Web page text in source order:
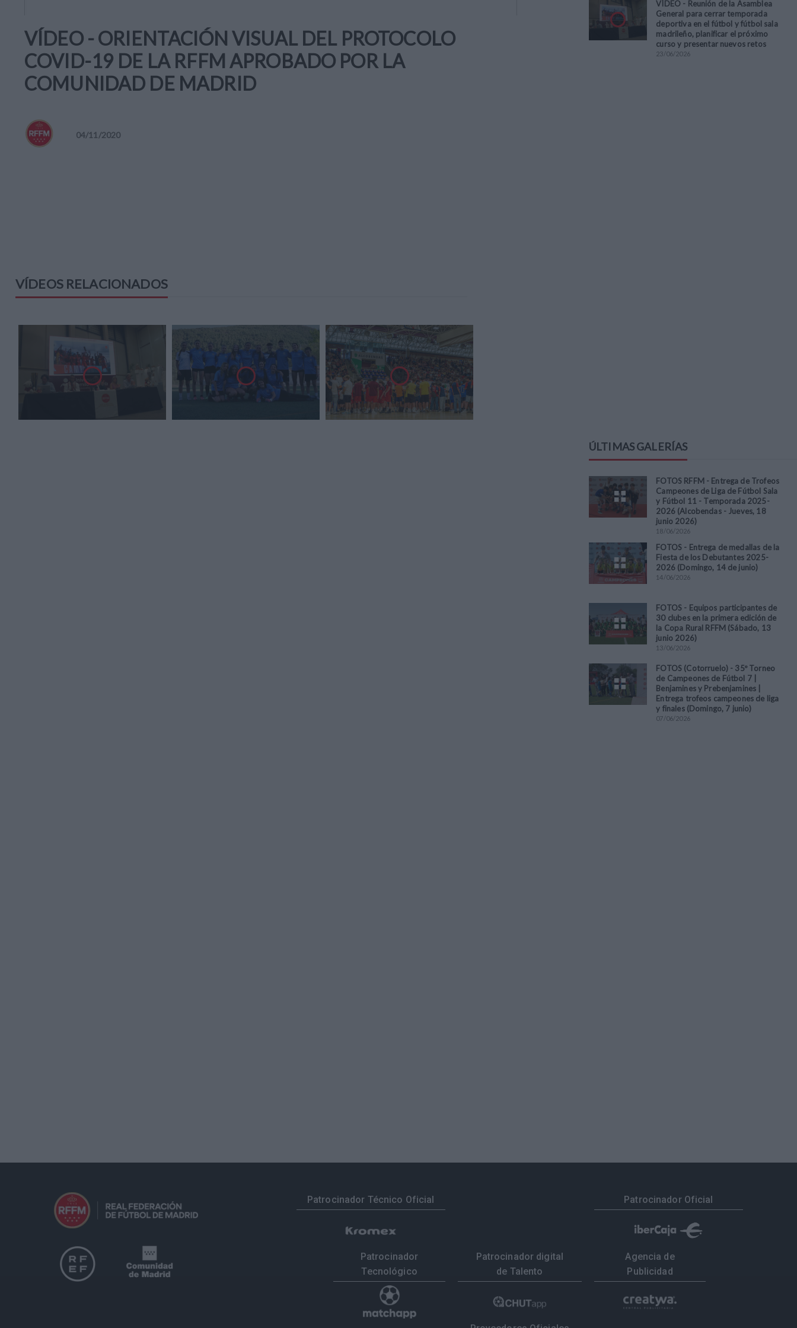
VÍDEO - ORIENTACIÓN VISUAL DEL PROTOCOLO
COVID-19 DE LA RFFM APROBADO POR LA
COMUNIDAD DE MADRID
04/11 /2020
VÍDEOS RELACIONADOS
VÍDEO - Reunión de la Asamblea
General para cerrar temporada
deportiva en el fútbol y fútbol sala
madrileño, planificar el próximo
curso y presentar nuevos retos
23/06/2026
ÚLTIMAS GALERÍAS
FOTOS RFFM - Entrega de Trofeos
Campeones de Liga de Fútbol Sala
y Fútbol 11 - Temporada 2025-
2026 (Alcobendas - Jueves, 18
junio 2026)
18/06/2026
FOTOS - Entrega de medallas de la
Fiesta de los Debutantes 2025-
2026 (Domingo, 14 de junio)
14/06/2026
FOTOS - Equipos participantes de
30 clubes en la primera edición de
la Copa Rural RFFM (Sábado, 13
junio 2026)
13/06/2026
FOTOS (Cotorruelo) - 35º Torneo
de Campeones de Fútbol 7 |
Benjamines y Prebenjamines |
Entrega trofeos campeones de liga
y finales (Domingo, 7 junio)
07/06/2026
Patrocinador Técnico Oficial Patrocinador Oficial
Patrocinador
Tecnológico
Patrocinador digital
de Talento
Agencia de
Publicidad